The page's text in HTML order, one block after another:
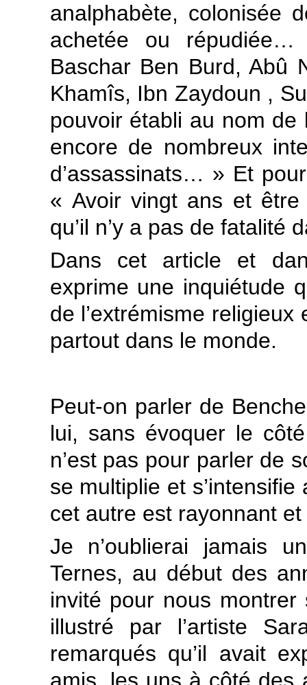
analphabète, colonisée
achetée ou
Baschar Ben Burd, Abû
Khamîs, Ibn Zaydoun ,
pouvoir établi au nom de
encore de nombreux
d’assassinats… » Et
« Avoir vingt ans et être
qu’il n’y a pas de fatalité
Dans cet article et
exprime une inquiétude
de l’extrémisme religieux
partout dans le monde.
Peut-on parler de
lui, sans évoquer le
n’est pas pour parler de
se multiplie et
cet autre est rayonnant
Je n’oublierai jamais
Ternes, au début des
invité pour nous
illustré par l’artiste
remarqués qu’il avait